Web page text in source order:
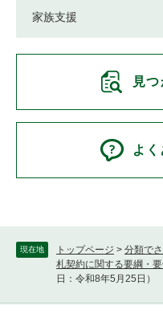
現在地 トップページ > 分類で
札契約に関する要綱・
日：令和8年5月25日）
家族支援
見
よ